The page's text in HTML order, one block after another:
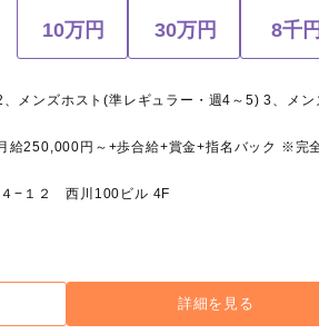
10万円 30万円 8千円
４−１２ 西川100ビル 4F
詳細を見る